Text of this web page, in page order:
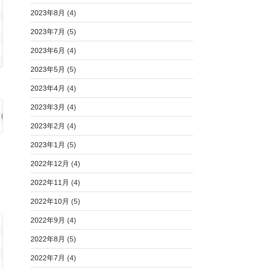
(
2023年8月 (4)
2023年7月 (5)
2023年6月 (4)
2023年5月 (5)
2023年4月 (4)
2023年3月 (4)
2023年2月 (4)
2023年1月 (5)
2022年12月 (4)
2022年11月 (4)
2022年10月 (5)
2022年9月 (4)
2022年8月 (5)
2022年7月 (4)